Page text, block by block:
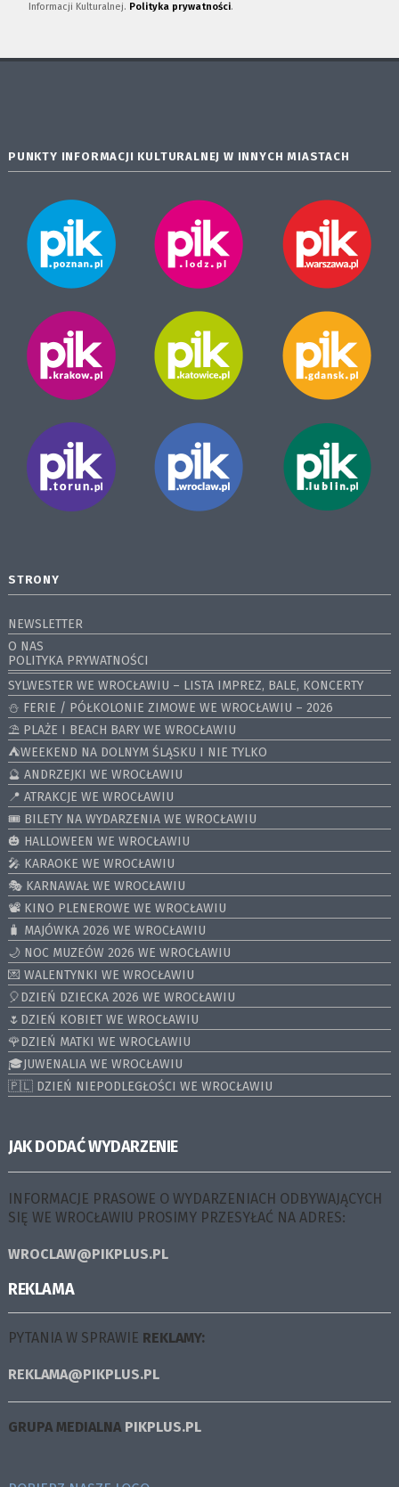
Informacji Kulturalnej. Polityka prywatności.
PUNKTY INFORMACJI KULTURALNEJ W INNYCH MIASTACH
STRONY
NEWSLETTER
O NAS
POLITYKA PRYWATNOŚCI
SYLWESTER WE WROCŁAWIU – LISTA IMPREZ, BALE, KONCERTY
⛄️ FERIE / PÓŁKOLONIE ZIMOWE WE WROCŁAWIU – 2026
⛱️ PLAŻE I BEACH BARY WE WROCŁAWIU
⛺️WEEKEND NA DOLNYM ŚLĄSKU I NIE TYLKO
🔮 ANDRZEJKI WE WROCŁAWIU
📍 ATRAKCJE WE WROCŁAWIU
🎟️ BILETY NA WYDARZENIA WE WROCŁAWIU
🎃 HALLOWEEN WE WROCŁAWIU
🎤 KARAOKE WE WROCŁAWIU
🎭 KARNAWAŁ WE WROCŁAWIU
📽️ KINO PLENEROWE WE WROCŁAWIU
🧳 MAJÓWKA 2026 WE WROCŁAWIU
🌙 NOC MUZEÓW 2026 WE WROCŁAWIU
💌 WALENTYNKI WE WROCŁAWIU
🎈DZIEŃ DZIECKA 2026 WE WROCŁAWIU
🌷DZIEŃ KOBIET WE WROCŁAWIU
🌹DZIEŃ MATKI WE WROCŁAWIU
🎓JUWENALIA WE WROCŁAWIU
🇵🇱 DZIEŃ NIEPODLEGŁOŚCI WE WROCŁAWIU
JAK DODAĆ WYDARZENIE
INFORMACJE PRASOWE O WYDARZENIACH ODBYWAJĄCYCH
SIĘ WE WROCŁAWIU PROSIMY PRZESYŁAĆ NA ADRES:
WROCLAW@PIKPLUS.PL
REKLAMA
PYTANIA W SPRAWIE REKLAMY:
REKLAMA@PIKPLUS.PL
GRUPA MEDIALNA PIKPLUS.PL